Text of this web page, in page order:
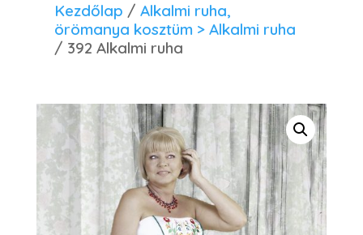
Kezdőlap /Alkalmi ruha,
örömanya kosztüm > Alkalmi ruha
/ 392 Alkalmi ruha